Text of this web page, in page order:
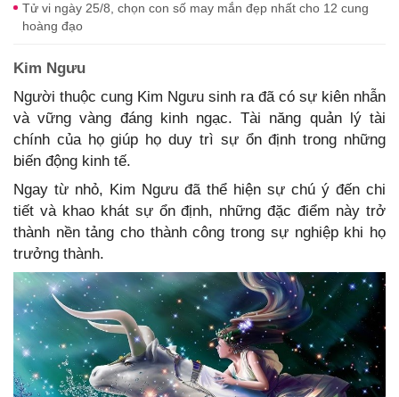
Tử vi ngày 25/8, chọn con số may mắn đẹp nhất cho 12 cung
hoàng đạo
Kim Ngưu
Người thuộc cung Kim Ngưu sinh ra đã có sự kiên nhẫn
và vững vàng đáng kinh ngạc. Tài năng quản lý tài
chính của họ giúp họ duy trì sự ổn định trong những
biến động kinh tế.
Ngay từ nhỏ, Kim Ngưu đã thể hiện sự chú ý đến chi
tiết và khao khát sự ổn định, những đặc điểm này trở
thành nền tảng cho thành công trong sự nghiệp khi họ
trưởng thành.